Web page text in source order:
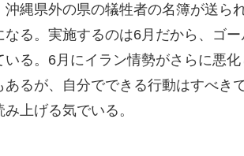
沖縄県外の県の犠牲者の名簿が送ら
なる。実施するのは6月だから、ゴ
いる。6月にイラン情勢がさらに悪
あるが、自分でできる行動はすべき
上げる気でいる。